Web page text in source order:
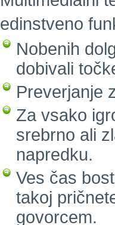
edinstveno
Nobenih
dobivali
Preverjanje
Za vsako
srebrno ali
napredku.
Ves čas
takoj
govorcem.